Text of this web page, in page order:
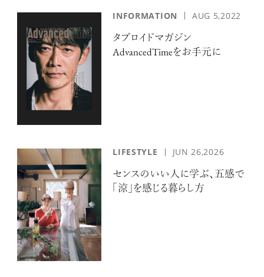
INFORMATION AUG 5,2022
タブロイドマガジン
AdvancedTimeをお手元に
LIFESTYLE JUN 26,2026
センスのいい人に学ぶ、五感で
「涼」を感じる暮らし方